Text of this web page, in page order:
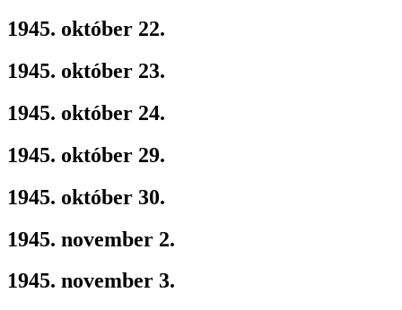
1945. október 22.
1945. október 23.
1945. október 24.
1945. október 29.
1945. október 30.
1945. november 2.
1945. november 3.